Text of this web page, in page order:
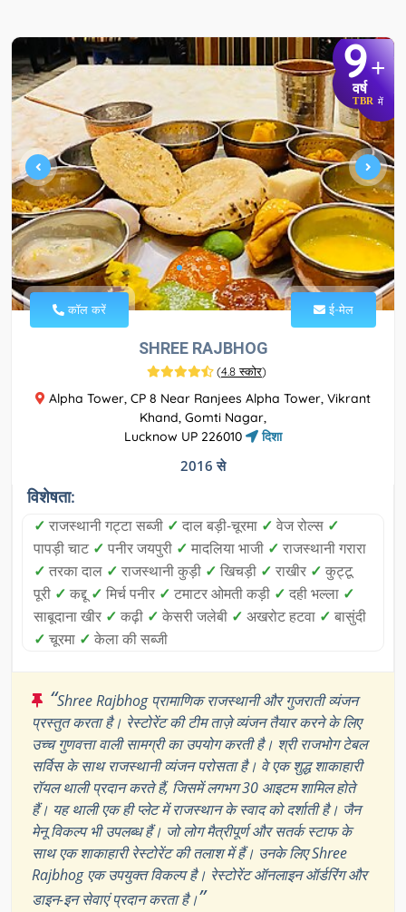
9+
वर्ष
TBR में
कॉल करें ई-मेल
SHREE RAJBHOG
(4.8 स्कोर)
Alpha Tower, CP 8 Near Ranjees Alpha Tower, Vikrant
Khand, Gomti Nagar,
Lucknow UP 226010
दिशा
2016 से
विशेषता:
✓ राजस्थानी गट्टा सब्जी ✓ दाल बड़ी-चूरमा ✓ वेज रोल्स ✓
पापड़ी चाट ✓ पनीर जयपुरी ✓ मादलिया भाजी ✓ राजस्थानी गरारा
✓ तरका दाल ✓ राजस्थानी कुड़ी ✓ खिचड़ी ✓ राखीर ✓ कुट्टू
पूरी ✓ कद्दू ✓ मिर्च पनीर ✓ टमाटर ओमती कड़ी ✓ दही भल्ला ✓
साबूदाना खीर ✓ कढ़ी ✓ केसरी जलेबी ✓ अखरोट हटवा ✓ बासुंदी
✓ चूरमा ✓ केला की सब्जी
“Shree Rajbhog प्रामाणिक राजस्थानी और गुजराती व्यंजन
प्रस्तुत करता है। रेस्टोरेंट की टीम ताज़े व्यंजन तैयार करने के लिए
उच्च गुणवत्ता वाली सामग्री का उपयोग करती है। श्री राजभोग टेबल
सर्विस के साथ राजस्थानी व्यंजन परोसता है। वे एक शुद्ध शाकाहारी
रॉयल थाली प्रदान करते हैं, जिसमें लगभग 30 आइटम शामिल होते
हैं। यह थाली एक ही प्लेट में राजस्थान के स्वाद को दर्शाती है। जैन
मेनू विकल्प भी उपलब्ध हैं। जो लोग मैत्रीपूर्ण और सतर्क स्टाफ के
साथ एक शाकाहारी रेस्टोरेंट की तलाश में हैं। उनके लिए Shree
Rajbhog एक उपयुक्त विकल्प है। रेस्टोरेंट ऑनलाइन ऑर्डरिंग और
डाइन-इन सेवाएं प्रदान करता है।”